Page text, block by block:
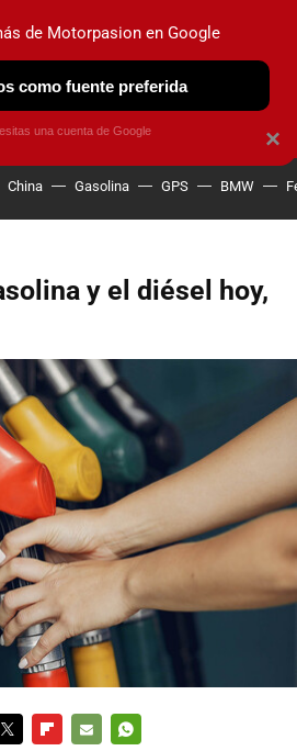
OBSERVATORIO
China Gasolina GPS BMW
y el diésel hoy,
×
de Motorpasion en Google
como fuente preferida
una cuenta de Google